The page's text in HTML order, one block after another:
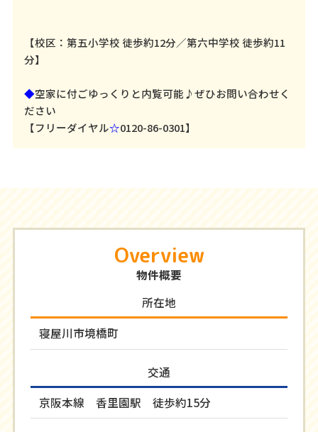
【校区：第五小学校 徒歩約12分／第六中学校 徒歩約11
分】
◆空家に付ごゆっくりと内覧可能♪ぜひお問い合わせく
ださい
【フリーダイヤル☆0120-86-0301】
Overview
物件概要
所在地
寝屋川市境橋町
交通
京阪本線 香里園駅 徒歩約15分